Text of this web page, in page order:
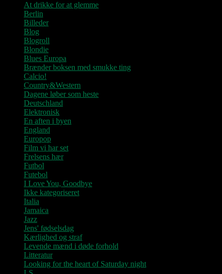
At drikke for at glemme
Berlin
Billeder
Blog
Blogroll
Blondie
Blues Europa
Brænder boksen med smukke ting
Calcio!
Country&Western
Dagene løber som heste
Deutschland
Elektronisk
En aften i byen
England
Europop
Film vi har set
Frelsens hær
Futbol
Futebol
I Love You, Goodbye
Ikke kategoriseret
Italia
Jamaica
Jazz
Jens' fødselsdag
Kærlighed og straf
Levende mænd i døde forhold
Litteratur
Looking for the heart of Saturday night